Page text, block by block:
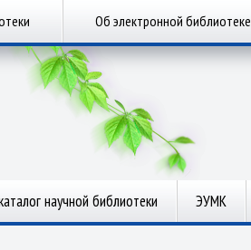
Об электронной библиотеке
научной библиотеки ЭУМК